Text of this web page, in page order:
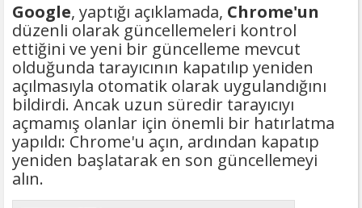
Google, yaptığı açıklamada, Chrome'un
düzenli olarak güncellemeleri kontrol
ettiğini ve yeni bir güncelleme mevcut
olduğunda tarayıcının kapatılıp yeniden
açılmasıyla otomatik olarak uygulandığını
bildirdi. Ancak uzun süredir tarayıcıyı
açmamış olanlar için önemli bir hatırlatma
yapıldı: Chrome'u açın, ardından kapatıp
yeniden başlatarak en son güncellemeyi
alın.